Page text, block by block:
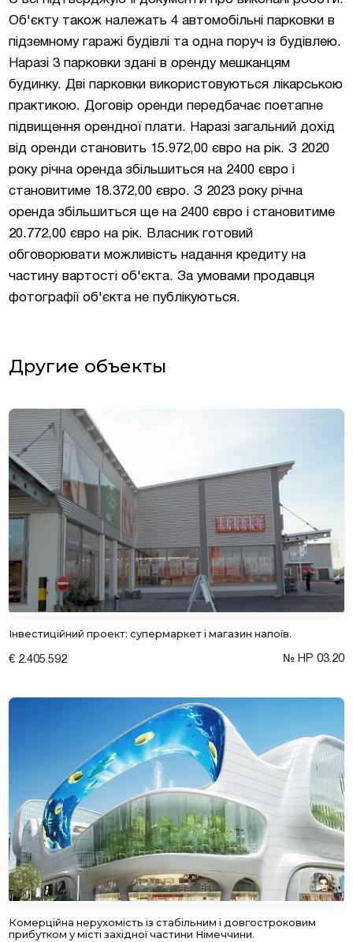
Об'єкту також належать 4 автомобільні парковки в
підземному гаражі будівлі та одна поруч із будівлею.
Наразі 3 парковки здані в оренду мешканцям
будинку. Дві парковки використовуються лікарською
практикою. Договір оренди передбачає поетапне
підвищення орендної плати. Наразі загальний дохід
від оренди становить 15.972,00 євро на рік. З 2020
року річна оренда збільшиться на 2400 євро і
становитиме 18.372,00 євро. З 2023 року річна
оренда збільшиться ще на 2400 євро і становитиме
20.772,00 євро на рік. Власник готовий
обговорювати можливість надання кредиту на
частину вартості об'єкта. За умовами продавця
фотографії об'єкта не публікуються.
Другие объекты
Інвестиційний проект: супермаркет і магазин напоїв.
€ 2.405.592 № HP 03.20
Комерційна нерухомість із стабільним і довгостроковим
прибутком у місті західної частини Німеччини.